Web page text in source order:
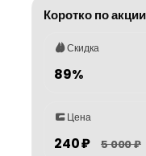
Коротко по акции
Скидка
89%
Цена
240 ₽ 5 000 ₽